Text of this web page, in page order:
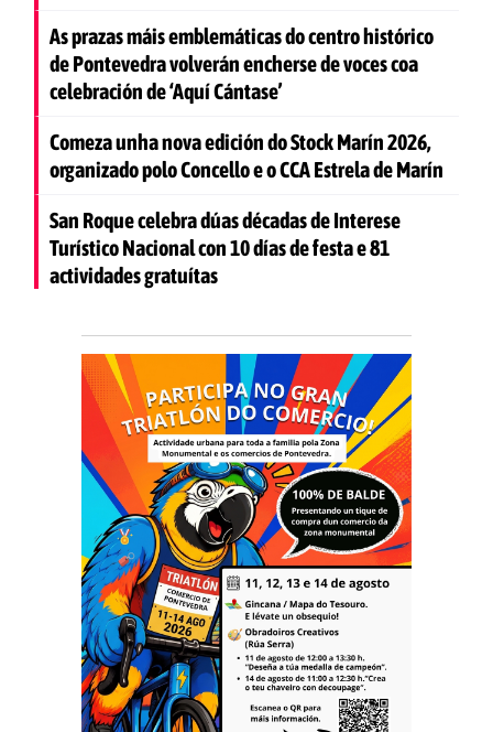
As prazas máis emblemáticas do centro histórico
de Pontevedra volverán encherse de voces coa
celebración de ‘Aquí Cántase’
Comeza unha nova edición do Stock Marín 2026,
organizado polo Concello e o CCA Estrela de Marín
San Roque celebra dúas décadas de Interese
Turístico Nacional con 10 días de festa e 81
actividades gratuítas